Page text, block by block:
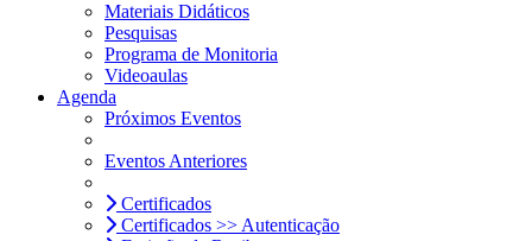
Materiais Didáticos
Pesquisas
Programa de Monitoria
Videoaulas
Agenda
Próximos Eventos
Eventos Anteriores
Certificados
Certificados >> Autenticação